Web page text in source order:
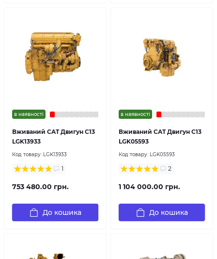
в наявності
Вживаний CAT Двигун C13
LGK13933
Код товару: LGK13933
1
753 480.00 грн.
До кошика
в наявності
Вживаний CAT Двигун C13
LGK05593
Код товару: LGK05593
2
1 104 000.00 грн.
До кошика